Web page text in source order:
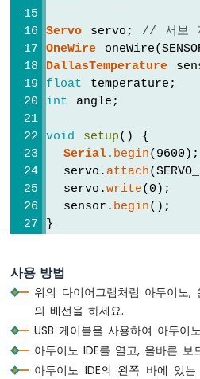
디
벗
아
두
이
노
Servo servo; // 서보
OneWire
DallasTemperature
float temperature;
int angle;
void setup() {
Serial. begin
  servo.
attach
  servo.
write(0);
  sensor.
begin
}
  sensor.
temperature =
if (temperature >
    angle = 90;
//
else
사용 방법
위의 다이어그램처럼 아두이노
의 배선을 하세요.
USB 케이블을 사용하여 아두이
아두이노 IDE를 열고, 올바른 보
아두이노 IDE의 왼쪽 바에 있는